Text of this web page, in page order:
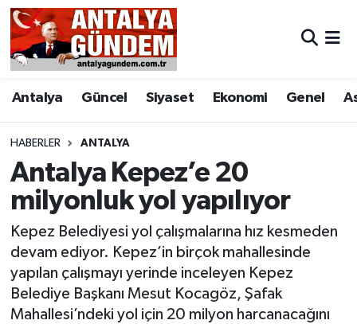
Antalya Güncel Siyaset Ekonomi Genel
HABERLER ANTALYA
Antalya Kepez’e 20
milyonluk yol yapılıyor
Kepez Belediyesi yol çalışmalarına hız kesmeden
devam ediyor. Kepez’in birçok mahallesinde
yapılan çalışmayı yerinde inceleyen Kepez
Belediye Başkanı Mesut Kocagöz, Şafak
Mahallesi’ndeki yol için 20 milyon harcanacağını
Antalya
Asayiş
Bilim & Teknoloji
Bölge
EĞİTİM
Ekonomi
Genel
Antalya Nöbetçi Eczaneler
Antalya Hava Durumu
Antalya Namaz Vakitleri
Antalya Trafik Yoğunluk Haritası
Süper Lig Puan Durumu ve Fikstür
Tüm Manşetler
Son Dakika Haberleri